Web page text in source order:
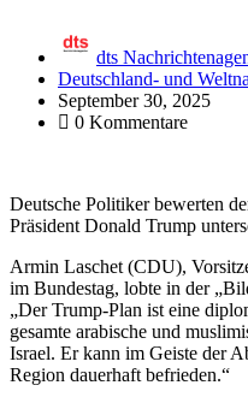
dts
Deutschland- und
September 30, 2025
0 Kommentare
Deutsche Politiker bewerten
Präsident Donald Trump
Armin Laschet (CDU),
im Bundestag, lobte in der
„Der Trump-Plan ist eine
gesamte arabische und
Israel. Er kann im Geiste der
Region dauerhaft befrieden.“